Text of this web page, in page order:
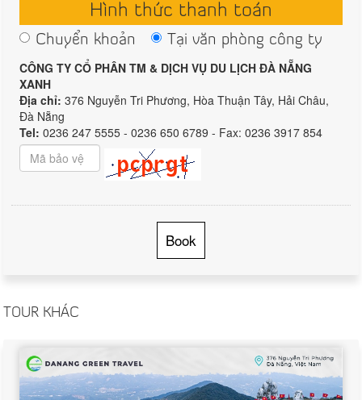
Hình thức thanh toán
Chuyển khoản
Tại văn phòng công ty
CÔNG TY CỔ PHÂN TM & DỊCH VỤ DU LỊCH ĐÀ NẴNG
XANH
Địa chỉ: 376 Nguyễn Tri Phương, Hòa Thuận Tây, Hải Châu,
Đà Nẵng
Tel: 0236 247 5555 - 0236 650 6789 - Fax: 0236 3917 854
Book
TOUR KHÁC